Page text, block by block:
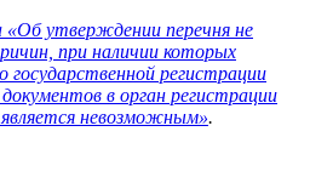
утверждении перечня не
при наличии которых
государственной регистрации
в орган регистрации
невозможным».